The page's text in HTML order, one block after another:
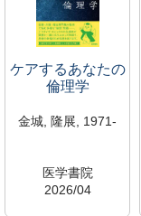
ケアするあなたの
倫理学
金城, 隆展, 1971-
医学書院
2026/04